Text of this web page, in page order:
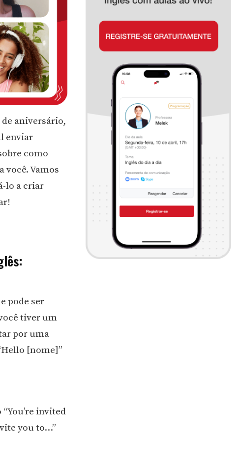
aniversário,
enviar
como
você. Vamos
lo a criar
pode ser
tiver um
por uma
[nome]”
invited
you to…”